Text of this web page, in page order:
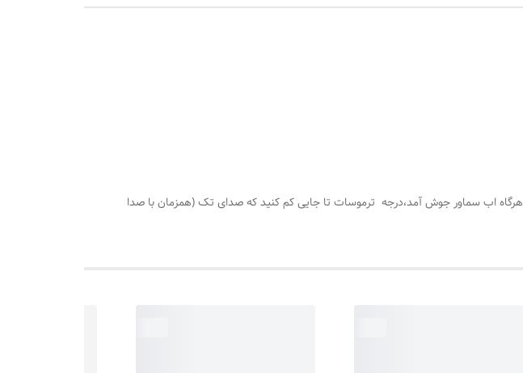
وقتی دوشاخه به برق زده شود ، سپس ترموسات را به جهت عقربه های ساعت بچرخانید روی درجه 110 هرگاه اب سماور جوش آمد،درجه ترموسات تا جایی کم کنید که صدای تک (همزمان با صدا